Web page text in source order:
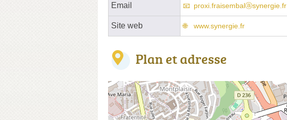
Email proxi.fraisembalⓐsynergie.fr
Site web www.synergie.fr
Plan et adresse